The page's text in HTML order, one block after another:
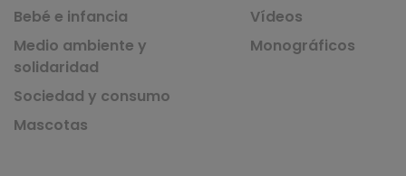
Bebé e infancia
Medio ambiente y
solidaridad
Sociedad y consumo
Mascotas
Vídeos
Monográficos